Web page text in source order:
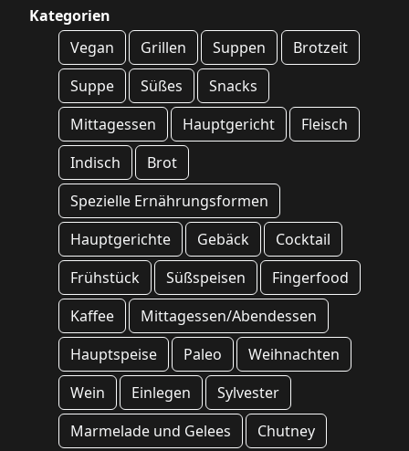
Kategorien
Vegan
Grillen Suppen
Brotzeit
Suppe
Süßes
Snacks
Mittagessen
Hauptgericht
Fleisch
Indisch
Brot
Spezielle Ernährungsformen
Hauptgerichte
Gebäck
Cocktail
Frühstück
Süßspeisen
Fingerfood
Kaffee
Mittagessen/Abendessen
Hauptspeise
Paleo
Weihnachten
Wein
Einlegen
Sylvester
Marmelade und Gelees
Chutney